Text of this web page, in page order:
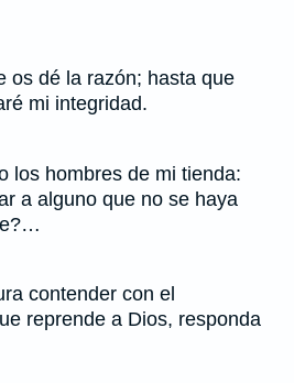
os dé la razón; hasta que
mi integridad.
los hombres de mi tienda:
a alguno que no se haya
contender con el
reprende a Dios, responda